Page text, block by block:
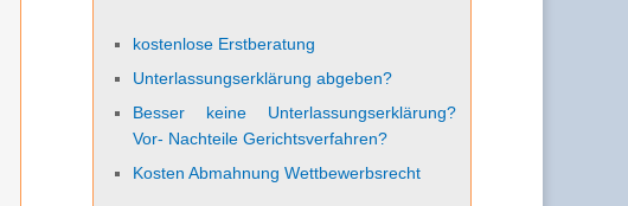
kostenlose Erstberatung
Unterlassungserklärung abgeben?
Besser keine Unterlassungserklärung?
Vor- Nachteile Gerichtsverfahren?
Kosten Abmahnung Wettbewerbsrecht